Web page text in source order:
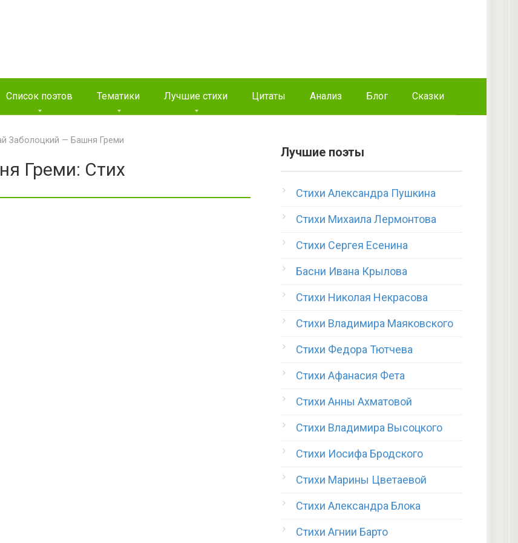
Список поэтов Тематики Лучшие стихи Цитаты Анализ Блог Сказки
Заболоцкий — Башня Греми
Греми: Стих
Лучшие поэты
Стихи Александра Пушкина
Стихи Михаила Лермонтова
Стихи Сергея Есенина
Басни Ивана Крылова
Стихи Николая Некрасова
Стихи Владимира Маяковского
Стихи Федора Тютчева
Стихи Афанасия Фета
Стихи Анны Ахматовой
Стихи Владимира Высоцкого
Стихи Иосифа Бродского
Стихи Марины Цветаевой
Стихи Александра Блока
Стихи Агнии Барто